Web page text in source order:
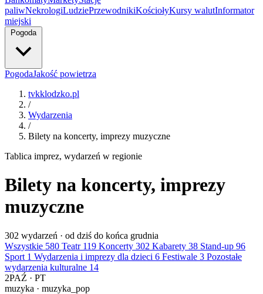
paliwNekrologiLudziePrzewodnikiKościołyKursy walutInformator
miejski
Pogoda
PogodaJakość powietrza
tvkklodzko.pl
/
Wydarzenia
/
Bilety na koncerty, imprezy muzyczne
Tablica imprez, wydarzeń w regionie
Bilety na koncerty, imprezy
muzyczne
302 wydarzeń · od dziś do końca grudnia
Wszystkie 580 Teatr 119 Koncerty 302 Kabarety 38 Stand-up 96
Sport 1 Wydarzenia i imprezy dla dzieci 6 Festiwale 3 Pozostałe
wydarzenia kulturalne 14
2PAŹ · PT
muzyka · muzyka_pop